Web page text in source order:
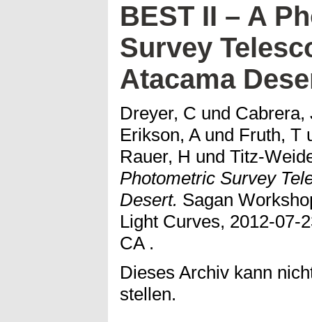
BEST II – A
Survey
Atacama
Dreyer, C und Cabrera,
Erikson, Aund Fruth, T
Rauer, H und Titz-
Photometric Survey
Desert. Sagan
Light Curves, 2012-07-
CA .
Dieses Archiv kann
stellen.